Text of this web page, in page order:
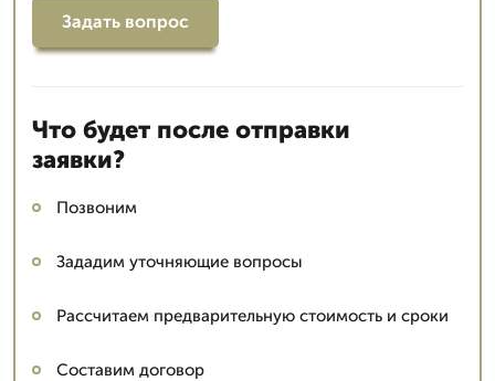
Задать вопрос
Что будет после отправки
заявки?
Позвоним
Зададим уточняющие вопросы
Рассчитаем предварительную стоимость и сроки
Составим договор